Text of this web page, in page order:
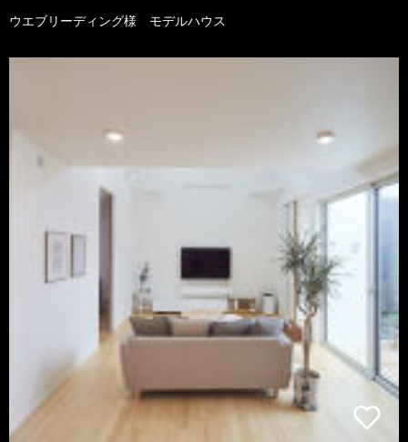
ウエブリーディング様 モデルハウス